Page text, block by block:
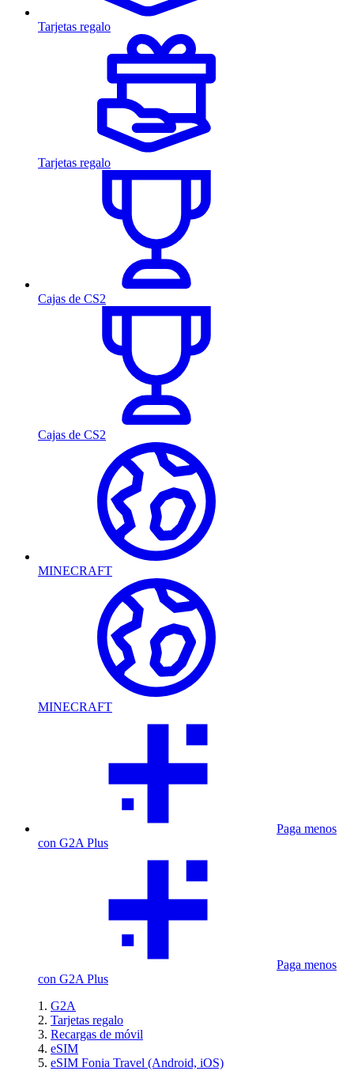
Tarjetas regalo
Tarjetas regalo
Cajas de CS2
Cajas de CS2
MINECRAFT
MINECRAFT
Paga menos
con G2A Plus
Paga menos
con G2A Plus
G2A
Tarjetas regalo
Recargas de móvil
eSIM
eSIM Fonia Travel (Android, iOS)